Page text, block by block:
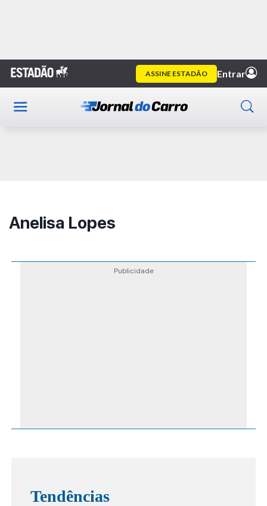
Home Autor Anelisa Lopes
Publicidade
Anelisa Lopes
Publicidade
Tendências